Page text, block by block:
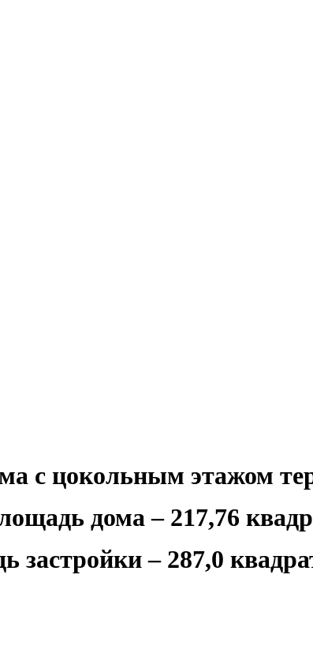
с цокольным этажом
дома – 217,76
застройки – 287,0